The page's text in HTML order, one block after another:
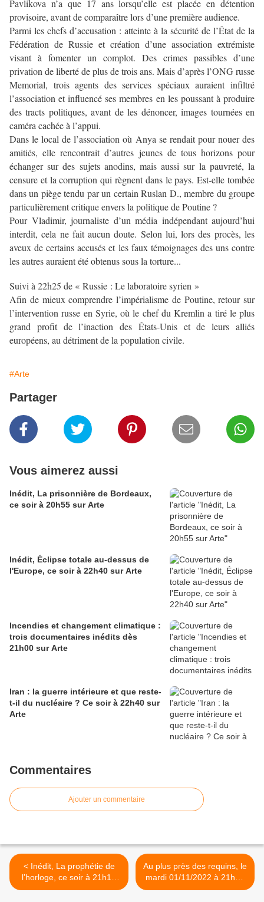
Pavlikova n’a que 17 ans lorsqu’elle est placée en détention
provisoire, avant de comparaître lors d’une première audience.
Parmi les chefs d’accusation : atteinte à la sécurité de l’État de la
Fédération de Russie et création d’une association extrémiste
visant à fomenter un complot. Des crimes passibles d’une
privation de liberté de plus de trois ans. Mais d’après l’ONG russe
Memorial, trois agents des services spéciaux auraient infiltré
l’association et influencé ses membres en les poussant à produire
des tracts politiques, avant de les dénoncer, images tournées en
caméra cachée à l’appui.
Dans le local de l’association où Anya se rendait pour nouer des
amitiés, elle rencontrait d’autres jeunes de tous horizons pour
échanger sur des sujets anodins, mais aussi sur la pauvreté, la
censure et la corruption qui règnent dans le pays. Est-elle tombée
dans un piège tendu par un certain Ruslan D., membre du groupe
particulièrement critique envers la politique de Poutine ?
Pour Vladimir, journaliste d’un média indépendant aujourd’hui
interdit, cela ne fait aucun doute. Selon lui, lors des procès, les
aveux de certains accusés et les faux témoignages des uns contre
les autres auraient été obtenus sous la torture...
Suivi à 22h25 de « Russie : Le laboratoire syrien »
Afin de mieux comprendre l’impérialisme de Poutine, retour sur
l’intervention russe en Syrie, où le chef du Kremlin a tiré le plus
grand profit de l’inaction des États-Unis et de leurs alliés
européens, au détriment de la population civile.
#Arte
Partager
Vous aimerez aussi
Inédit, La prisonnière de Bordeaux,
ce soir à 20h55 sur Arte
Inédit, Éclipse totale au-dessus de
l'Europe, ce soir à 22h40 sur Arte
Incendies et changement climatique :
trois documentaires inédits dès
21h00 sur Arte
Iran : la guerre intérieure et que reste-
t-il du nucléaire ? Ce soir à 22h40 sur
Arte
Commentaires
Ajouter un commentaire
< Inédit, La prophétie de
l’horloge, ce soir à 21h10
sur NRJ12
Au plus près des requins, le
mardi 01/11/2022 à 21h10
sur France 2 >